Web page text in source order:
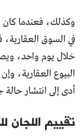
وكذلك، فعندما
البيوع العقارية،
أدى إلى انتشار
تقييم اللجان